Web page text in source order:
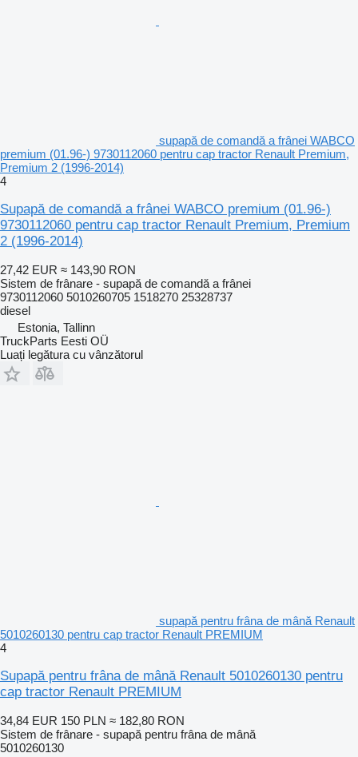
supapă de comandă a frânei WABCO
premium (01.96-) 9730112060 pentru cap tractor Renault Premium,
Premium 2 (1996-2014)
4
Supapă de comandă a frânei WABCO premium (01.96-)
9730112060 pentru cap tractor Renault Premium, Premium
2 (1996-2014)
27,42 EUR ≈ 143,90 RON
Sistem de frânare - supapă de comandă a frânei
9730112060 5010260705 1518270 25328737
diesel
Estonia, Tallinn
TruckParts Eesti OÜ
Luați legătura cu vânzătorul
supapă pentru frâna de mână Renault
5010260130 pentru cap tractor Renault PREMIUM
4
Supapă pentru frâna de mână Renault 5010260130 pentru
cap tractor Renault PREMIUM
34,84 EUR 150 PLN ≈ 182,80 RON
Sistem de frânare - supapă pentru frâna de mână
5010260130